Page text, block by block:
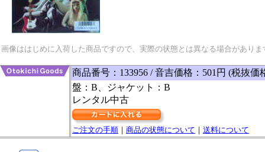
画像ははじめに入荷した商品ですので、実際の状態とは異なる場合があり
商品番号：133956 / 音吉価格：501円 (税抜価
盤：B、ジャケット：B
レンタル中古
ご注文の手順 ｜ 商品の状態について ｜ 送料について